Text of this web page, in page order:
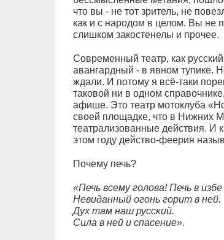
что вы - не тот зритель, не
как и с народом в целом. Вы не
слишком закостенелы и прочее.
Современный театр, как
авангардный - в явном тупике.
ждали. И потому я всё-таки
таковой ни в одном
афише. Это театр мотоклуба
своей площадке, что в Нижних
театрализованные действия. И
этом году действо-феерия
Почему печь?
«Печь всему голова! Печь в
Невиданный огонь горит в ней.
Дух там наш русский.
Сила в ней и спасение».